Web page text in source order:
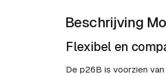
Beschrijving
Flexibel en
De p26B is voorzien